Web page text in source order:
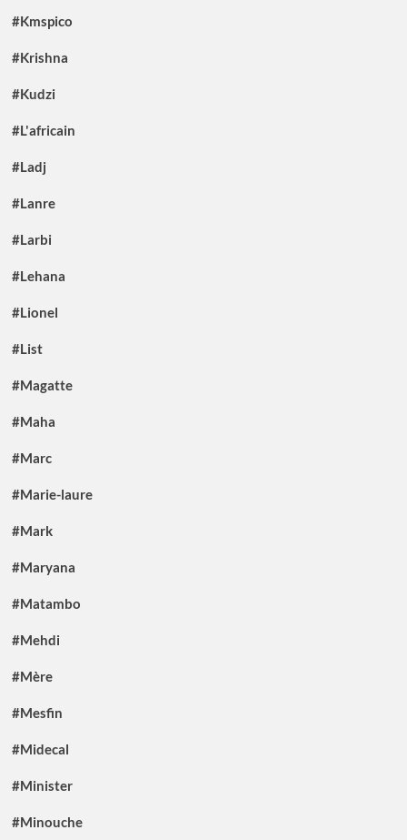
#Kmspico
#Krishna
#Kudzi
#L'africain
#Ladj
#Lanre
#Larbi
#Lehana
#Lionel
#List
#Magatte
#Maha
#Marc
#Marie-laure
#Mark
#Maryana
#Matambo
#Mehdi
#Mère
#Mesfin
#Midecal
#Minister
#Minouche